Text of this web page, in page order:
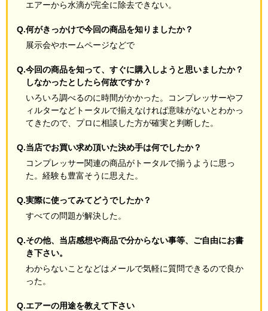
エアーから水滴が完全に除去できない。
Q.何がきっかけで今回の商品を知りましたか？
展示会やホームページなどで
Q.今回の商品を知って、すぐに購入しようと思いましたか？
しなかったとしたら何故ですか？
いろいろ調べるのに時間がかかった。コンプレッサーやフ
ィルターなどトータルで揃えなければ意味がないとわかっ
てきたので、プロに相談した方が確実と判断した。
Q.当店でお買い求め頂いた決め手は何でしたか？
コンプレッサー関連の商品がトータルで揃うように思っ
た。経験も豊富そうに思えた。
Q.実際に使ってみてどうでしたか？
すべての問題が解決した。
Q.その他、当店感想や商品で分からない事等、ご自由にお書
き下さい。
わからないことなどはメールで気軽に質問できるので良か
った。
Q.エアーの用途を教えて下さい